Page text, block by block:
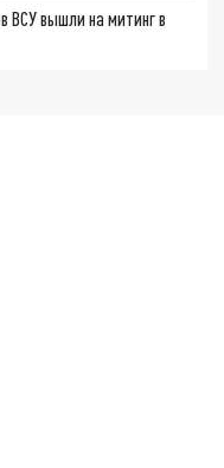
ВСУ вышли на митинг в